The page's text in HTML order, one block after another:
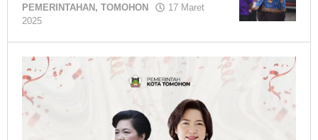
PEMERINTAHAN , TOMOHON
17 Maret
2025
Adi
Pontoan